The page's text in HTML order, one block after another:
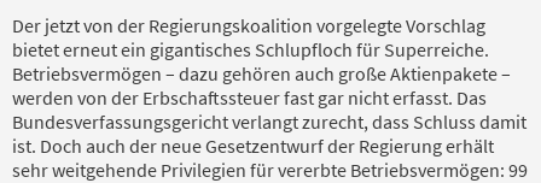
Der jetzt von der Regierungskoalition vorgelegte Vorschlag
bietet erneut ein gigantisches Schlupfloch für Superreiche.
Betriebsvermögen – dazu gehören auch große Aktienpakete –
werden von der Erbschaftssteuer fast gar nicht erfasst. Das
Bundesverfassungsgericht verlangt zurecht, dass Schluss damit
ist. Doch auch der neue Gesetzentwurf der Regierung erhält
sehr weitgehende Privilegien für vererbte Betriebsvermögen: 99